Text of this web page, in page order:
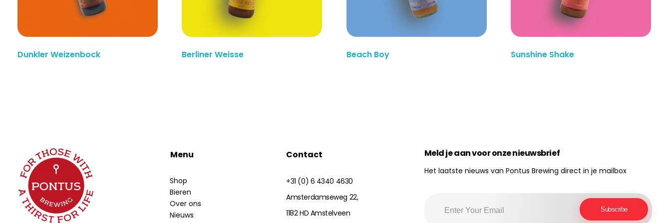
Dunkler Weizenbock Berliner Weisse Beach Boy Sunshine Shake
Menu
Shop
Bieren
Over ons
Nieuws
Contact
+31 (0) 6 4340 4630
Amsterdamseweg 22,
1182 HD Amstelveen
Meld je aan voor onze nieuwsbrief
Het laatste nieuws van Pontus Brewing direct in je mailbox